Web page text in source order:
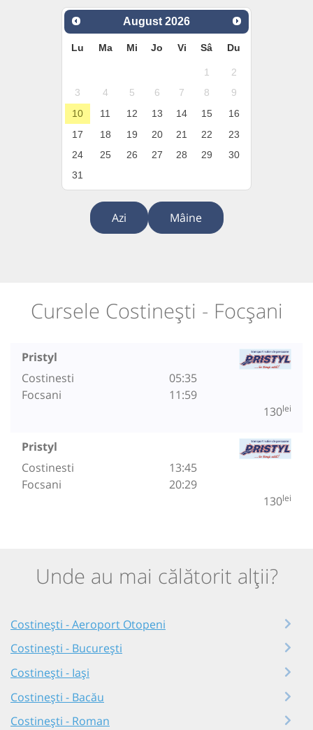
August 2026
Lu Ma Mi Jo Vi Sâ Du
1
2
3
4 5 6 7 8
9
10
11 12 13 14 15
16
17
18 19 20 21 22
23
24
25 26 27 28 29
30
31
Azi Mâine
Cursele Costinești - Focșani
Pristyl
Costinesti
Focsani
05:35
11:59
130lei
Pristyl
Costinesti
Focsani
13:45
20:29
130lei
Unde au mai călătorit alții?
Costinești - Aeroport Otopeni
Costinești - București
Costinești - Iași
Costinești - Bacău
Costinești - Roman